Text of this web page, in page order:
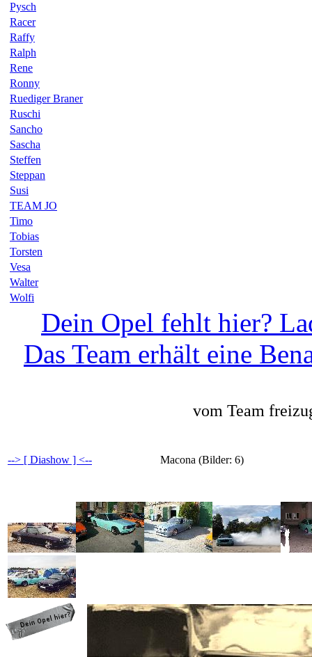
Pysch
Racer
Raffy
Ralph
Rene
Ronny
Ruediger Braner
Ruschi
Sancho
Sascha
Steffen
Steppan
Susi
TEAM JO
Timo
Tobias
Torsten
Vesa
Walter
Wolfi
Dein Opel fehlt hier?
Das Team erhält eine
vom Team
Macona (Bilder: 6)
--> [ Diashow ] <--